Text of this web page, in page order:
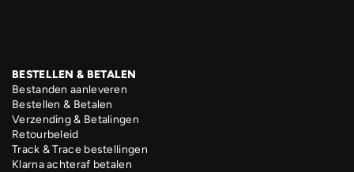
BESTELLEN & BETALEN
Bestanden aanleveren
Bestellen & Betalen
Verzending & Betalingen
Retourbeleid
Track & Trace bestellingen
Klarna achteraf betalen